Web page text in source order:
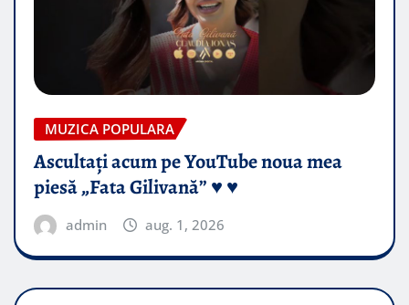
MUZICA POPULARA
Ascultați acum pe YouTube noua mea
piesă „Fata Gilivană” ♥️ ♥️
admin aug. 1, 2026